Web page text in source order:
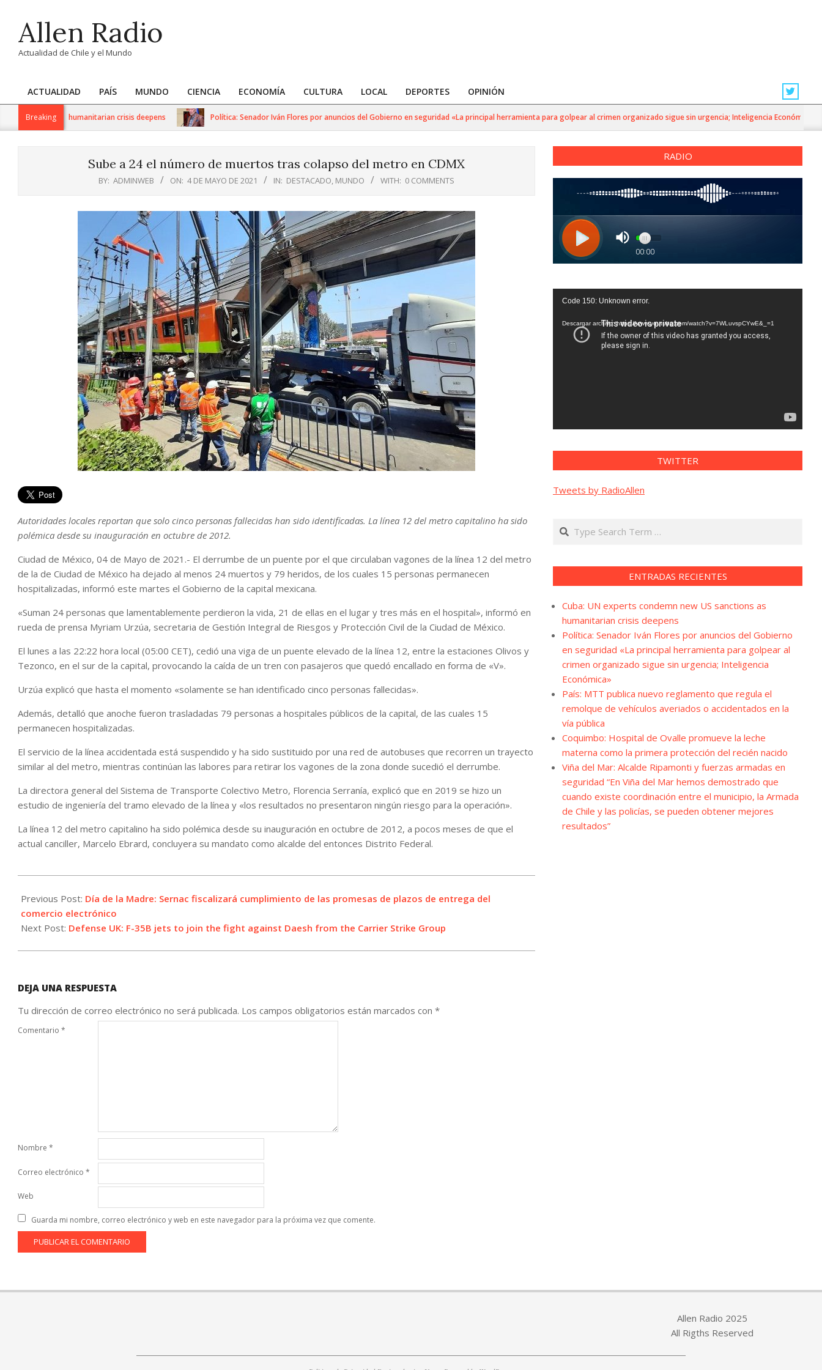
contentAllen Radio
Actualidad de Chile y el Mundo
Primary
Navigation
ACTUALIDAD PAÍS MUNDO CIENCIA ECONOMÍA CULTURA LOCAL DEPORTES OPINIÓN
Breaking
sanctions as humanitarian crisis deepens Política: Senador Iván Flores por anuncios del Gobierno en seguridad «La principal herramienta para golpear al crimen organizado sigue sin urgencia; Inteligencia Económica»
Sube a 24 el número de muertos tras colapso del metro en CDMX
BY: ADMINWEB ON: 4 DE MAYO DE 2021 IN: DESTACADO, MUNDO WITH: 0 COMMENTS
Autoridades locales reportan que solo cinco personas fallecidas han sido identificadas. La línea 12 del metro capitalino ha sido
polémica desde su inauguración en octubre de 2012.
Ciudad de México, 04 de Mayo de 2021.- El derrumbe de un puente por el que circulaban vagones de la línea 12 del metro
de la de Ciudad de México ha dejado al menos 24 muertos y 79 heridos, de los cuales 15 personas permanecen
hospitalizadas, informó este martes el Gobierno de la capital mexicana.
«Suman 24 personas que lamentablemente perdieron la vida, 21 de ellas en el lugar y tres más en el hospital», informó en
rueda de prensa Myriam Urzúa, secretaria de Gestión Integral de Riesgos y Protección Civil de la Ciudad de México.
El lunes a las 22:22 hora local (05:00 CET), cedió una viga de un puente elevado de la línea 12, entre la estaciones Olivos y
Tezonco, en el sur de la capital, provocando la caída de un tren con pasajeros que quedó encallado en forma de «V».
Urzúa explicó que hasta el momento «solamente se han identificado cinco personas fallecidas».
Además, detalló que anoche fueron trasladadas 79 personas a hospitales públicos de la capital, de las cuales 15
permanecen hospitalizadas.
El servicio de la línea accidentada está suspendido y ha sido sustituido por una red de autobuses que recorren un trayecto
similar al del metro, mientras continúan las labores para retirar los vagones de la zona donde sucedió el derrumbe.
La directora general del Sistema de Transporte Colectivo Metro, Florencia Serranía, explicó que en 2019 se hizo un
estudio de ingeniería del tramo elevado de la línea y «los resultados no presentaron ningún riesgo para la operación».
La línea 12 del metro capitalino ha sido polémica desde su inauguración en octubre de 2012, a pocos meses de que el
actual canciller, Marcelo Ebrard, concluyera su mandato como alcalde del entonces Distrito Federal.
05-
04
Previous Post: Día de la Madre: Sernac fiscalizará cumplimiento de las promesas de plazos de entrega del
comercio electrónico
Next Post: Defense UK: F-35B jets to join the fight against Daesh from the Carrier Strike Group
DEJA UNA RESPUESTA
Tu dirección de correo electrónico no será publicada. Los campos obligatorios están marcados con *
Comentario *
Nombre *
Correo electrónico *
Web
Guarda mi nombre, correo electrónico y web en este navegador para la próxima vez que comente.
RADIO
Reproductor
vídeo
Code 150: Unknown error.
Descargar archivo: https://www.youtube.com/watch?v=7WLuvspCYwE&_=1
TWITTER
Tweets by RadioAllen
Search
ENTRADAS RECIENTES
Cuba: UN experts condemn new US sanctions as
humanitarian crisis deepens
Política: Senador Iván Flores por anuncios del Gobierno
en seguridad «La principal herramienta para golpear al
crimen organizado sigue sin urgencia; Inteligencia
Económica»
País: MTT publica nuevo reglamento que regula el
remolque de vehículos averiados o accidentados en la
vía pública
Coquimbo: Hospital de Ovalle promueve la leche
materna como la primera protección del recién nacido
Viña del Mar: Alcalde Ripamonti y fuerzas armadas en
seguridad “En Viña del Mar hemos demostrado que
cuando existe coordinación entre el municipio, la Armada
de Chile y las policías, se pueden obtener mejores
resultados”
Allen Radio 2025
All Rigths Reserved